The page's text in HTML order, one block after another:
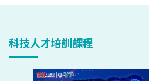
科技人才培訓課程